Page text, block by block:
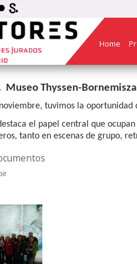
Home
Museo Thyssen-Bornemisza
tuvimos la
el papel central que
tanto en escenas de grupo,